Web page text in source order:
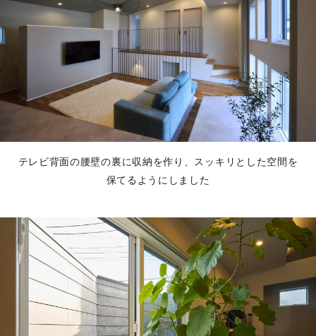
テレビ背面の腰壁の裏に収納を作り、スッキリとした空間を
保てるようにしました